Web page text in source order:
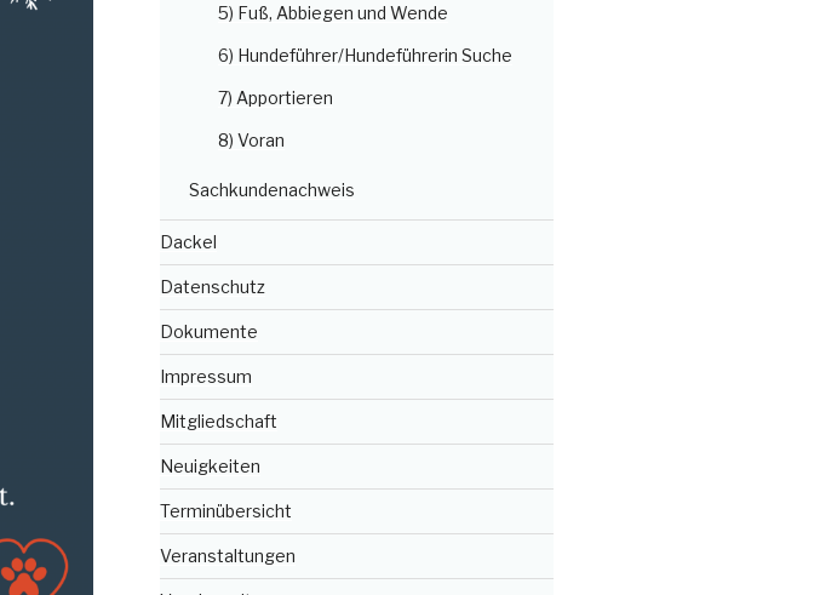
5) Fuß, Abbiegen und Wende
6) Hundeführer/Hundeführerin Suche
7) Apportieren
8) Voran
Sachkundenachweis
Dackel
Datenschutz
Dokumente
Impressum
Mitgliedschaft
Neuigkeiten
Terminübersicht
Veranstaltungen